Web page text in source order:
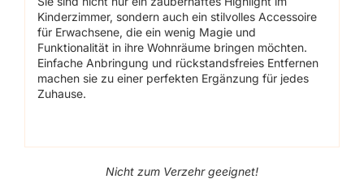
Kinderzimmer, sondern auch ein stilvolles Accessoire
für Erwachsene, die ein wenig Magie und
Funktionalität in ihre Wohnräume bringen möchten.
Einfache Anbringung und rückstandsfreies Entfernen
machen sie zu einer perfekten Ergänzung für jedes
Zuhause.
Nicht zum Verzehr geeignet!